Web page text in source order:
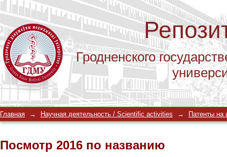
Гродненского
Посмотр 2016 по названию
Главная → Научная деятельность / Scientific activities → Патенты на
Посмотр 2016 по названию